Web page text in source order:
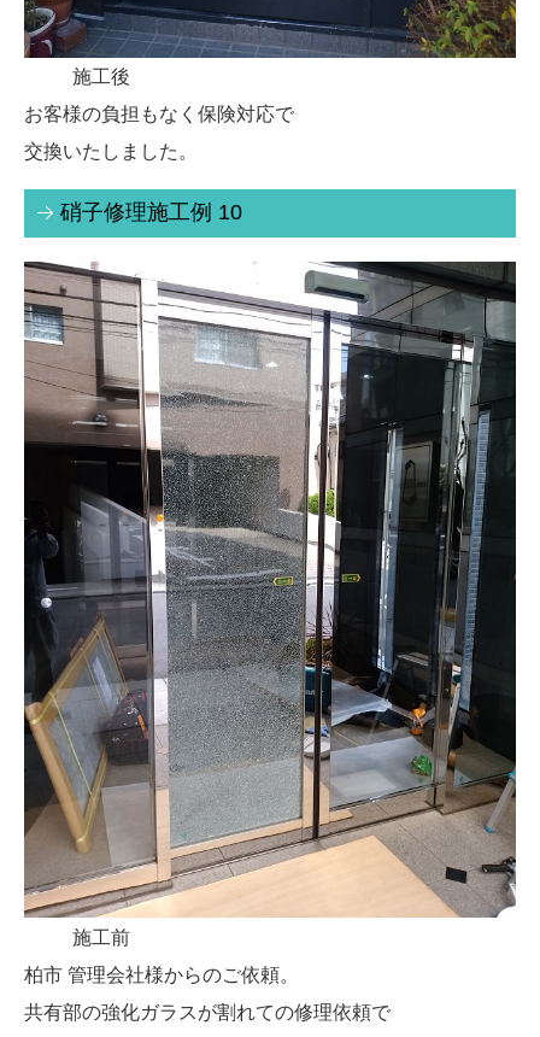
施工後
お客様の負担もなく保険対応で
交換いたしました。
硝子修理施工例 10
施工前
柏市 管理会社様からのご依頼。
共有部の強化ガラスが割れての修理依頼で